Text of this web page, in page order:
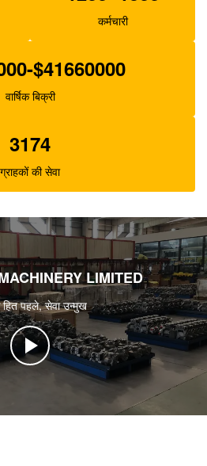
कर्मचारी
$41660000
वार्षिक बिक्री
3174
ग्राहकों की सेवा
LIMITED
हित पहले, सेवा उन्मुख